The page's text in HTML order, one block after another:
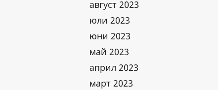
август 2023
юли 2023
юни 2023
май 2023
април 2023
март 2023